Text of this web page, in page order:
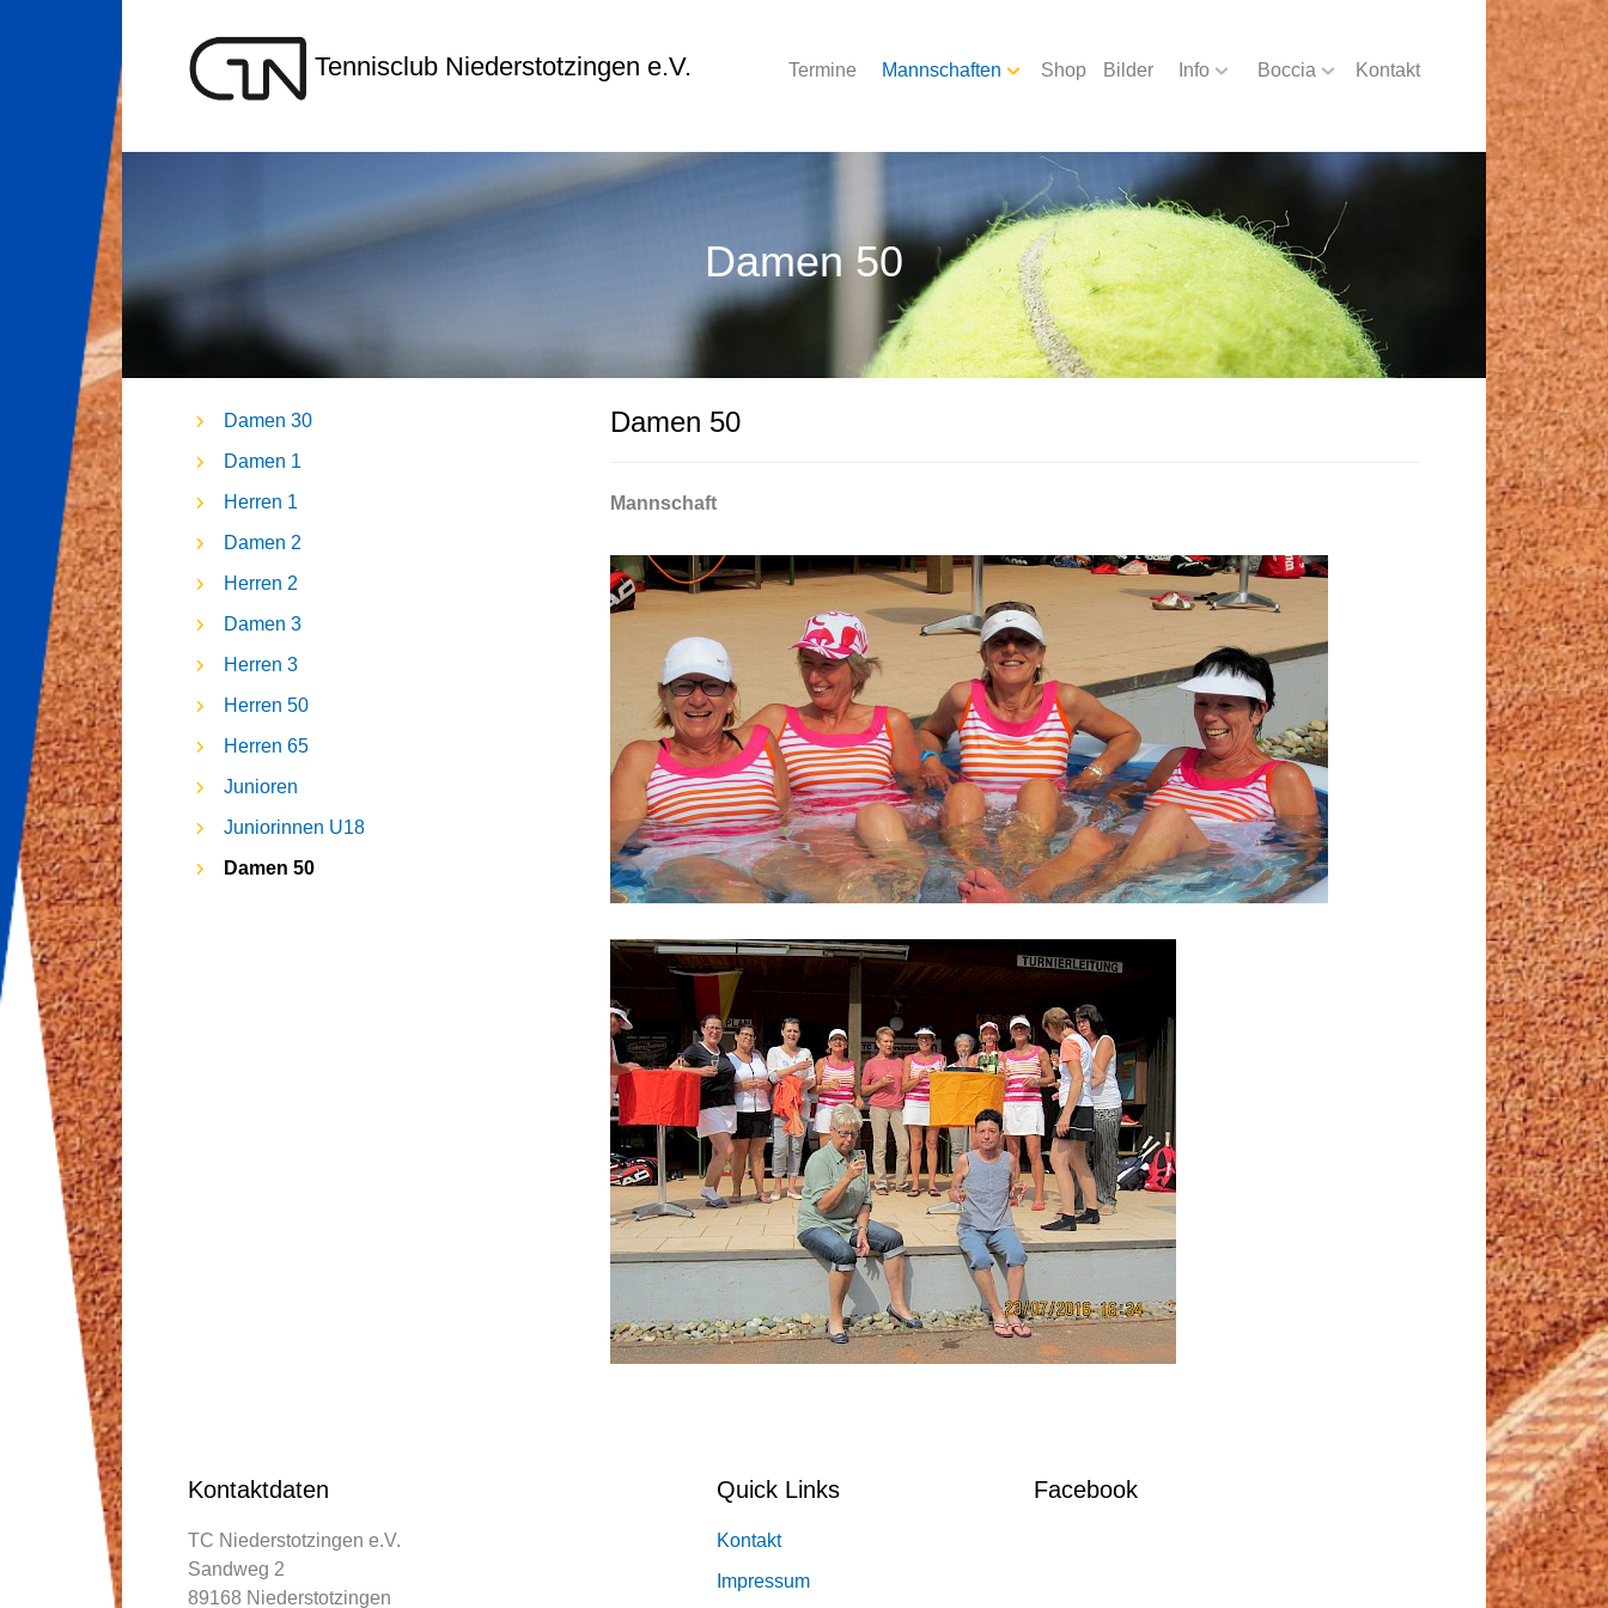
Tennisclub Niederstotzingen e.V. Termine Mannschaften Shop Bilder Info Boccia Kontakt
Damen 50
Damen 50
Mannschaft
Damen 30
Damen 1
Herren 1
Damen 2
Herren 2
Damen 3
Herren 3
Herren 50
Herren 65
Junioren
Juniorinnen U18
Damen 50
Kontaktdaten
TC Niederstotzingen e.V.
Sandweg 2
89168 Niederstotzingen
Quick Links
Kontakt
Impressum
Facebook